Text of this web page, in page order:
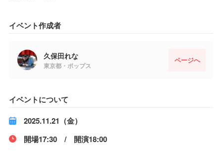
イベント作成者
久保田れな
東京都・ポップス
ページへ
イベントについて
2025.11.21（金）
開場17:30 / 開演18:00